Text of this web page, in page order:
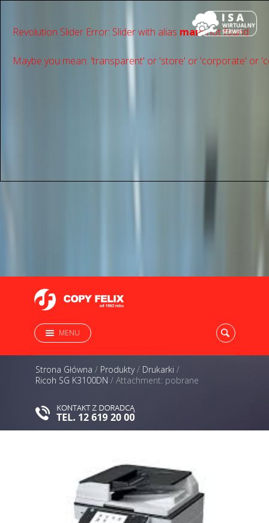
Revolution Slider Error: Slider with alias mainnot found.
Maybe you mean: 'transparent' or 'store' or 'сorporate' or
MENU
Strona Główna / Produkty/ Drukarki /
Ricoh SG K3100DN / Attachment: pobrane